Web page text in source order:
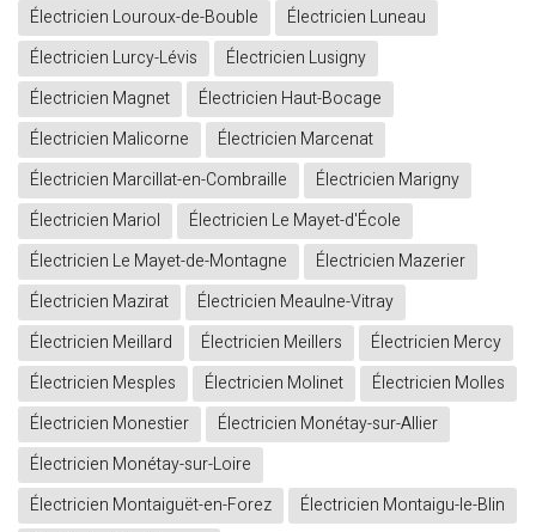
Électricien Louroux-de-Bouble
Électricien Luneau
Électricien Lurcy-Lévis
Électricien Lusigny
Électricien Magnet
Électricien Haut-Bocage
Électricien Malicorne
Électricien Marcenat
Électricien Marcillat-en-Combraille
Électricien Marigny
Électricien Mariol
Électricien Le Mayet-d'École
Électricien Le Mayet-de-Montagne
Électricien Mazerier
Électricien Mazirat
Électricien Meaulne-Vitray
Électricien Meillard
Électricien Meillers
Électricien Mercy
Électricien Mesples
Électricien Molinet
Électricien Molles
Électricien Monestier
Électricien Monétay-sur-Allier
Électricien Monétay-sur-Loire
Électricien Montaiguët-en-Forez
Électricien Montaigu-le-Blin